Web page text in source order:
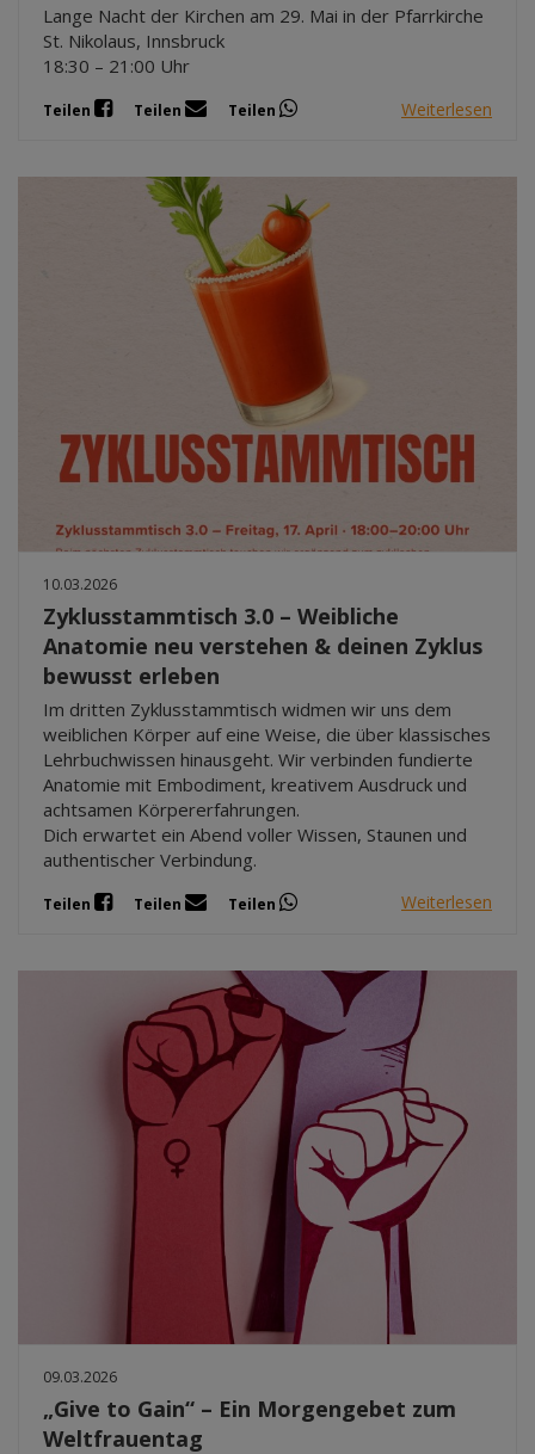
Lange Nacht der Kirchen am 29. Mai in der Pfarrkirche
St. Nikolaus, Innsbruck
18:30 – 21:00 Uhr
Teilen Teilen Teilen Weiterlesen
10.03.2026
Zyklusstammtisch 3.0 – Weibliche
Anatomie neu verstehen & deinen Zyklus
bewusst erleben
Im dritten Zyklusstammtisch widmen wir uns dem
weiblichen Körper auf eine Weise, die über klassisches
Lehrbuchwissen hinausgeht. Wir verbinden fundierte
Anatomie mit Embodiment, kreativem Ausdruck und
achtsamen Körpererfahrungen.
Dich erwartet ein Abend voller Wissen, Staunen und
authentischer Verbindung.
Teilen Teilen Teilen Weiterlesen
09.03.2026
„Give to Gain“ – Ein Morgengebet zum
Weltfrauentag